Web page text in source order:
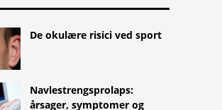
De okulære risici ved sport
Navlestrengsprolaps:
årsager, symptomer og